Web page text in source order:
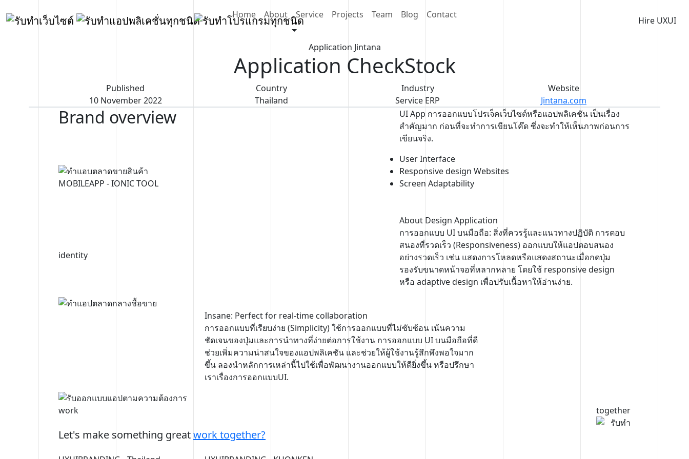
Home About Service Projects Team Blog Contact
Hire UXUI
Application Jintana
Application CheckStock
Published
10 November 2022
Country
Thailand
Industry
Service ERP
Website
Jintana.com
Brand overview
MOBILEAPP - IONIC TOOL
UI App การออกแบบโปรเจ็คเว็บไซต์หรือแอปพลิเคชัน เป็นเรื่อง
สำคัญมาก ก่อนที่จะทำการเขียนโค๊ด ซึ่งจะทำให้เห็นภาพก่อนการ
เขียนจริง.
User Interface
Responsive design Websites
Screen Adaptability
identity
About Design Application
การออกแบบ UI บนมือถือ: สิ่งที่ควรรู้และแนวทางปฏิบัติ การตอบ
สนองที่รวดเร็ว (Responsiveness) ออกแบบให้แอปตอบสนอง
อย่างรวดเร็ว เช่น แสดงการโหลดหรือแสดงสถานะเมื่อกดปุ่ม
รองรับขนาดหน้าจอที่หลากหลาย โดยใช้ responsive design
หรือ adaptive design เพื่อปรับเนื้อหาให้อ่านง่าย.
Insane: Perfect for real-time collaboration
การออกแบบที่เรียบง่าย (Simplicity) ใช้การออกแบบที่ไม่ซับซ้อน เน้นความ
ชัดเจนของปุ่มและการนำทางที่ง่ายต่อการใช้งาน การออกแบบ UI บนมือถือที่ดี
ช่วยเพิ่มความน่าสนใจของแอปพลิเคชัน และช่วยให้ผู้ใช้งานรู้สึกพึงพอใจมาก
ขึ้น ลองนำหลักการเหล่านี้ไปใช้เพื่อพัฒนางานออกแบบให้ดียิ่งขึ้น หรือปรึกษา
เราเรื่องการออกแบบUI.
work together
Let's make something greatwork together?